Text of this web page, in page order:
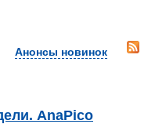
Анонсы новинок
AnaPico